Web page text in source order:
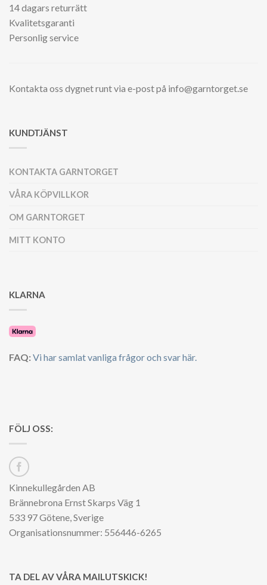
14 dagars returrätt
Kvalitetsgaranti
Personlig service
Kontakta oss dygnet runt via e-post på info@garntorget.se
KUNDTJÄNST
KONTAKTA GARNTORGET
VÅRA KÖPVILLKOR
OM GARNTORGET
MITT KONTO
KLARNA
FAQ:Vi har samlat vanliga frågor och svar här.
FÖLJ OSS:
Kinnekullegården AB
Brännebrona Ernst Skarps Väg 1
533 97 Götene, Sverige
Organisationsnummer: 556446-6265
TA DEL AV VÅRA MAILUTSKICK!